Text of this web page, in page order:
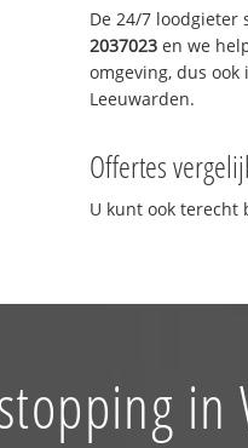
De 24/7 loodgieter
2037023 en we
omgeving, dus
Leeuwarden.
Offertes
U kunt ook terecht
in